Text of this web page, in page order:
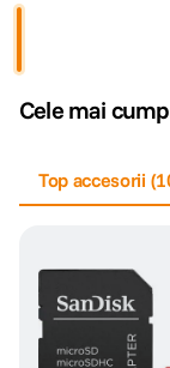
4 peak
5. canon
7. card
8. ulanzi
Cele mai
Top accesorii (